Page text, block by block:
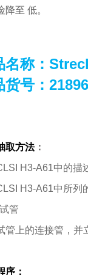
降至 低。
名称：
货号：
取方法：
H3-A61中的描
H3-A61中所列
管
管上的连接管，并
序：